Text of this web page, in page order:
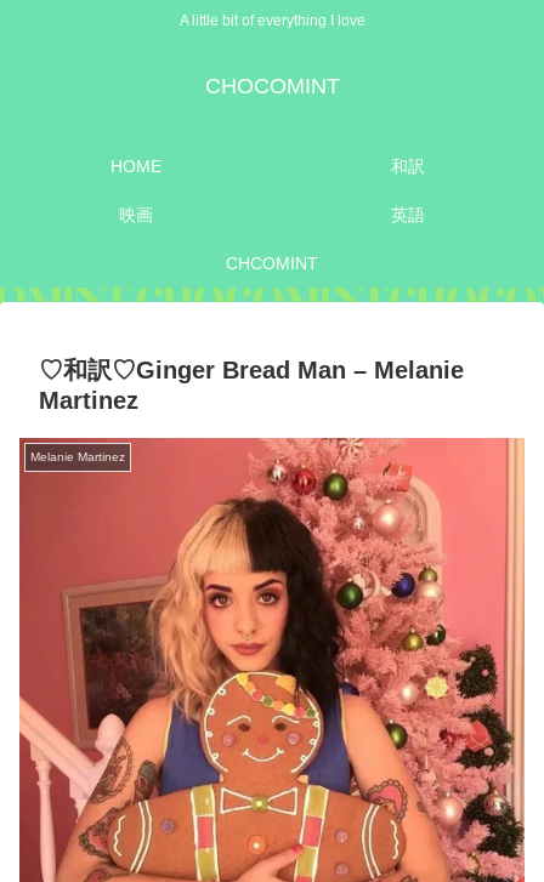
A little bit of everything I love
CHOCOMINT
HOME 和訳
映画 英語
CHCOMINT
♡和訳♡Ginger Bread Man – Melanie
Martinez
Melanie Martinez